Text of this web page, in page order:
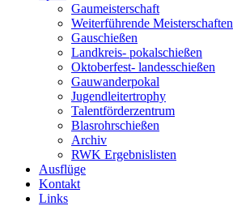
Gaumeisterschaft
Weiterführende Meisterschaften
Gauschießen
Landkreis- pokalschießen
Oktoberfest- landesschießen
Gauwanderpokal
Jugendleitertrophy
Talentförderzentrum
Blasrohrschießen
Archiv
RWK Ergebnislisten
Ausflüge
Kontakt
Links